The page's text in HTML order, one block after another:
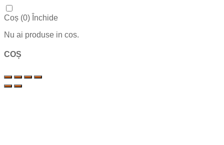
Coș (0) Închide
Nu ai produse in cos.
COȘ